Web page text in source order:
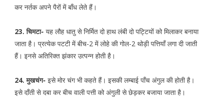
कर नर्तक अपने पैरों में बाँध लेते हैं।
23. चिमटा- यह लौह धातु से निर्मित दो हाथ लंबी दो पट्टियों को मिलाकर बनाया
जाता है। प्रत्येक पटटी में बीच-2 में लोहे की गोल-2 थोड़ी पत्तियाँ लगा दी जाती
हैं। इनसे अतिरिक्त झंकार उत्पन्न होती है।
24. मुखचंग- इसे मोर चंग भी कहते हैं। इसकी लम्बाई पाँच अंगुल की होती है।
इसे दाँती से दबा कर बीच वाली पत्ती को अंगुली से छेड़कर बजाया जाता है।